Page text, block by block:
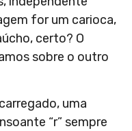
for um carioca,
certo? O
sobre o outro
uma
“r” sempre